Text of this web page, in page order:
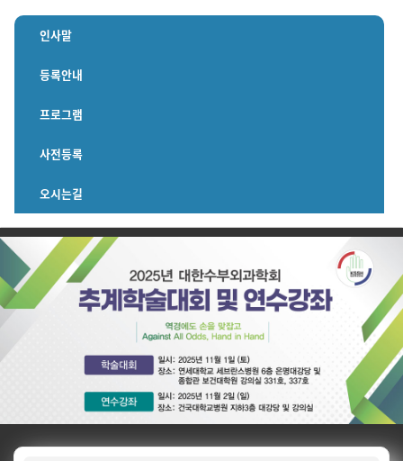
인사말
등록안내
프로그램
사전등록
오시는길